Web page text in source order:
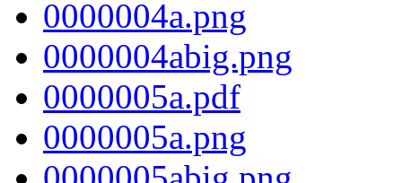
0000004a.png
0000004abig.png
0000005a.pdf
0000005a.png